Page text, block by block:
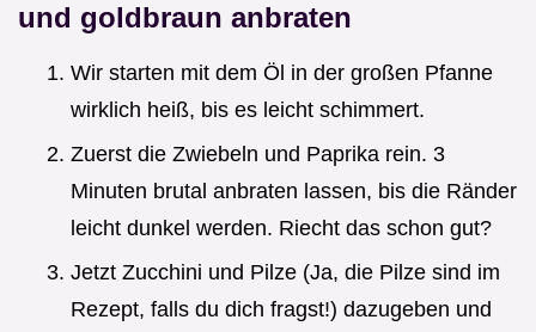
und goldbraun anbraten
Wir starten mit dem Öl in der großen Pfanne
wirklich heiß, bis es leicht schimmert.
Zuerst die Zwiebeln und Paprika rein. 3
Minuten brutal anbraten lassen, bis die Ränder
leicht dunkel werden. Riecht das schon gut?
Jetzt Zucchini und Pilze (Ja, die Pilze sind im
Rezept, falls du dich fragst!) dazugeben und